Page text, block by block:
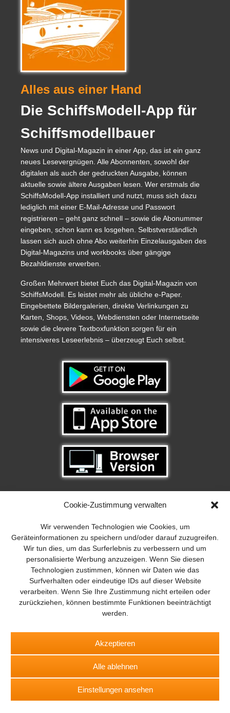
Cookie-Zustimmung verwalten
Wir verwenden Technologien wie Cookies, um
Geräteinformationen zu speichern und/oder darauf zuzugreifen.
Wir tun dies, um das Surferlebnis zu verbessern und um
personalisierte Werbung anzuzeigen. Wenn Sie diesen
Technologien zustimmen, können wir Daten wie das
Surfverhalten oder eindeutige IDs auf dieser Website
verarbeiten. Wenn Sie Ihre Zustimmung nicht erteilen oder
zurückziehen, können bestimmte Funktionen beeinträchtigt
werden.
Akzeptieren
Alle ablehnen
Einstellungen ansehen
Alles aus einer Hand
Die SchiffsModell-App für
Schiffsmodellbauer
News und Digital-Magazin in einer App, das ist ein ganz
neues Lesevergnügen. Alle Abonnenten, sowohl der
digitalen als auch der gedruckten Ausgabe, können
aktuelle sowie ältere Ausgaben lesen. Wer erstmals die
SchiffsModell-App installiert und nutzt, muss sich dazu
lediglich mit einer E-Mail-Adresse und Passwort
registrieren – geht ganz schnell – sowie die Abonummer
eingeben, schon kann es losgehen. Selbstverständlich
lassen sich auch ohne Abo weiterhin Einzelausgaben des
Digital-Magazins und workbooks über gängige
Bezahldienste erwerben.
Großen Mehrwert bietet Euch das Digital-Magazin von
SchiffsModell. Es leistet mehr als übliche e-Paper.
Eingebettete Bildergalerien, direkte Verlinkungen zu
Karten, Shops, Videos, Webdiensten oder Internetseite
sowie die clevere Textboxfunktion sorgen für ein
intensiveres Leseerlebnis – überzeugt Euch selbst.
SPEISEKAMMER
Kontakt
Wo Sie uns folgen können
Facebook YouTube